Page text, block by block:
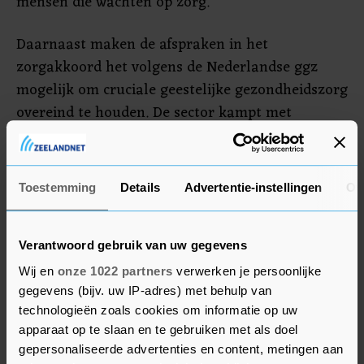
Toestemming Details Advertentie-instellingen
Verantwoord gebruik van uw gegevens
Wij en onze 1022 partners verwerken je persoonlijke
gegevens (bijv. uw IP-adres) met behulp van
technologieën zoals cookies om informatie op uw
apparaat op te slaan en te gebruiken met als doel
gepersonaliseerde advertenties en content, metingen aan
Daarnaast maken de afspraken in het
zorgakkoord het volgens de Nederlandse ggz
mogelijk om cruciale geestelijke gezondheidszorg
overeind te houden. De sector kampt met
personeelstekorten en financiële problemen. Die
financiële problemen moeten volgens de
organisatie "op korte termijn worden opgelost
om energie, tijd en geld te hebben" om de
uitvoeren.
MIND
Patiëntenorganisatie MIND tekent het
zorgakkoord niet, mede omdat de club vindt dat